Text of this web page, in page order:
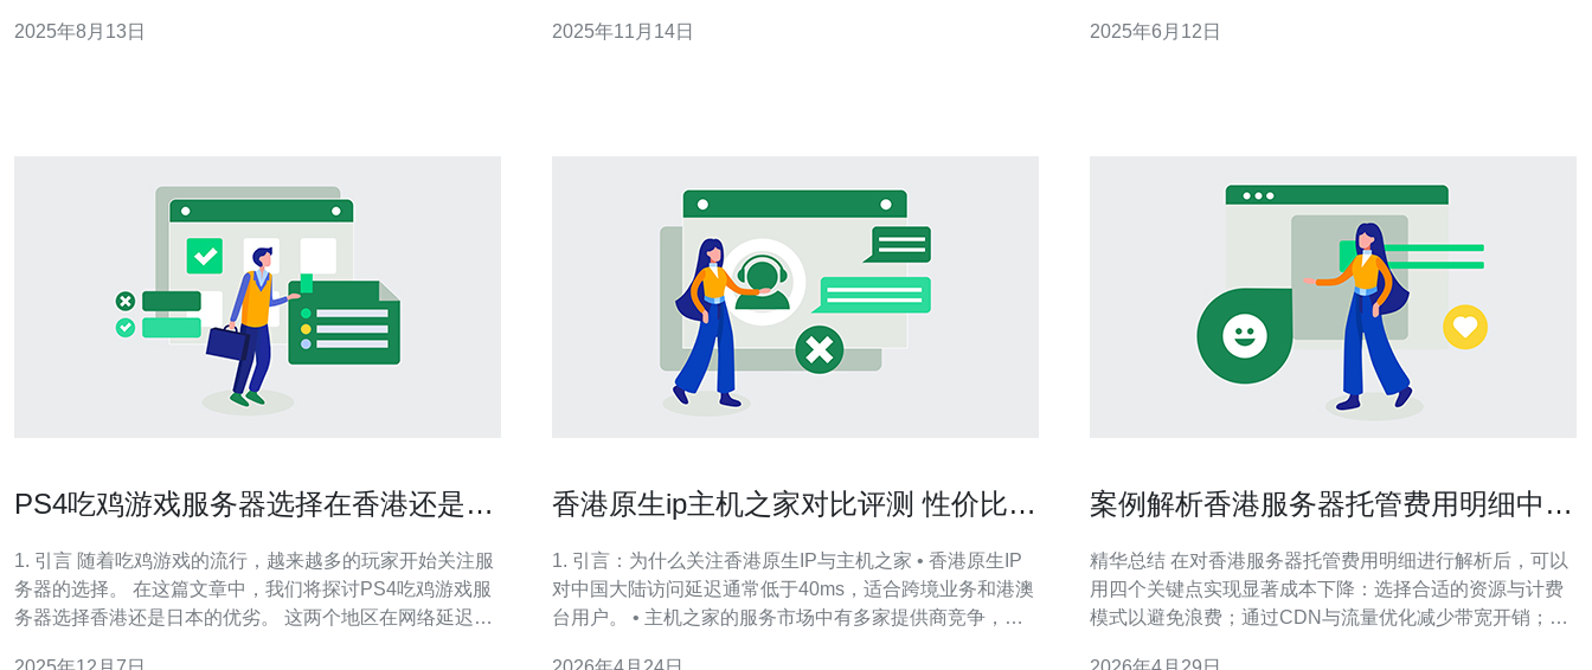
房建设逐渐增多，彩钢板作为一种优质的建筑材料，其市
2025年8月13日
讨其在各类应用场景中的表现。 香港服务器的优势是什
2025年11月14日
管的不同服务商，帮助您做出明智的选择。 首先要考虑的
2025年6月12日
PS4吃鸡游戏服务器选择在香港还是日
1. 引言 随着吃鸡游戏的流行，越来越多的玩家开始关注服
务器的选择。 在这篇文章中，我们将探讨PS4吃鸡游戏服
务器选择香港还是日本的优劣。 这两个地区在网络延迟、
香港原生ip主机之家对比评测 性价比与
1. 引言：为什么关注香港原生IP与主机之家 • 香港原生IP
对中国大陆访问延迟通常低于40ms，适合跨境业务和港澳
台用户。 • 主机之家的服务市场中有多家提供商竞争，常
案例解析香港服务器托管费用明细中节
精华总结 在对香港服务器托管费用明细进行解析后，可以
用四个关键点实现显著成本下降：选择合适的资源与计费
模式以避免浪费；通过CDN与流量优化减少带宽开销；采